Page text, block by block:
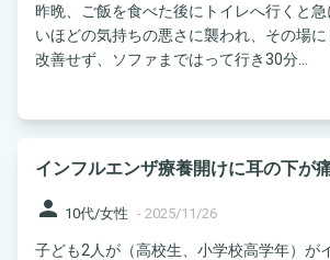
昨晩、ご飯を食べた後にトイレへ行くと
いほどの気持ちの悪さに襲われ、その場
改善せず、ソファまではって行き30分...
インフルエンザ療養開けに耳の下が
person 10代/女性 - 2025/11/26
子ども2人が（高校生、小学校高学年）が